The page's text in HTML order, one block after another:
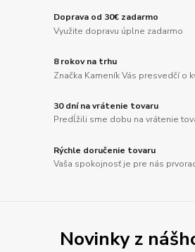
Doprava od 30€ zadarmo
Využite dopravu úplne zadarmo
8 rokov na trhu
Značka Kameník Vás presvedčí o
30 dní na vrátenie tovaru
Predĺžili sme dobu na vrátenie
Rýchle doručenie tovaru
Vaša spokojnosť je pre nás
Novinky z